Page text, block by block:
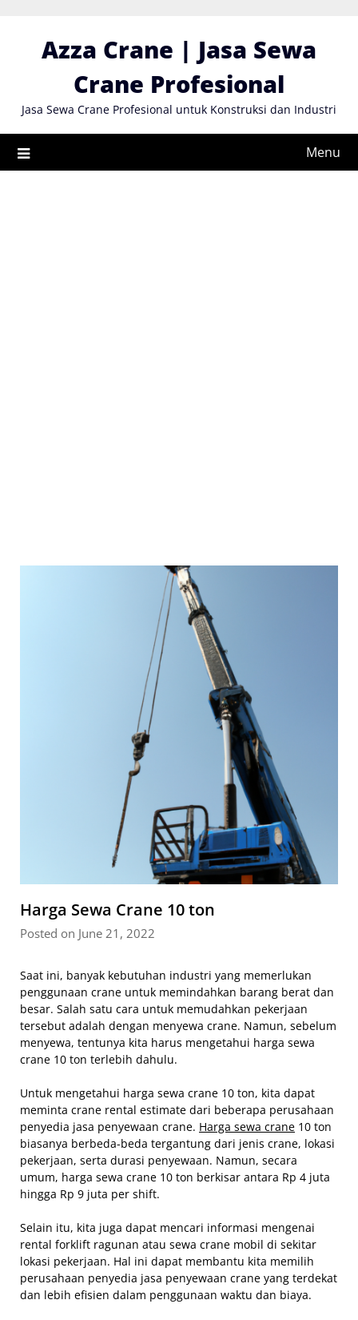
contentAzza Crane | Jasa Sewa
Crane Profesional
Jasa Sewa Crane Profesional untuk Konstruksi dan Industri
Menu
Harga Sewa Crane 10 ton
Posted on June 21, 2022
Saat ini, banyak kebutuhan industri yang memerlukan
penggunaan crane untuk memindahkan barang berat dan
besar. Salah satu cara untuk memudahkan pekerjaan
tersebut adalah dengan menyewa crane. Namun, sebelum
menyewa, tentunya kita harus mengetahui harga sewa
crane 10 ton terlebih dahulu.
Untuk mengetahui harga sewa crane 10 ton, kita dapat
meminta crane rental estimate dari beberapa perusahaan
penyedia jasa penyewaan crane. Harga sewa crane 10 ton
biasanya berbeda-beda tergantung dari jenis crane, lokasi
pekerjaan, serta durasi penyewaan. Namun, secara
umum, harga sewa crane 10 ton berkisar antara Rp 4 juta
hingga Rp 9 juta per shift.
Selain itu, kita juga dapat mencari informasi mengenai
rental forklift ragunan atau sewa crane mobil di sekitar
lokasi pekerjaan. Hal ini dapat membantu kita memilih
perusahaan penyedia jasa penyewaan crane yang terdekat
dan lebih efisien dalam penggunaan waktu dan biaya.